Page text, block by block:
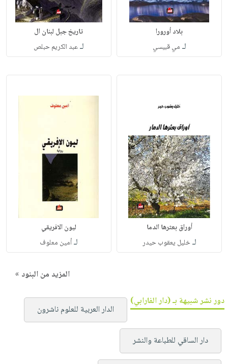
بلاد أورورا
لـ مي قبيسي
تاريخ جبل لبنان ال
لـعبد الكريم حبلص
أوراق بعثرها الدما
لـخليل يعقوب حيدر
ليون الافريقي
لـأمين معلوف
المزيد من البنود »
دور نشر شبيهة بـ (دار الفارابي)
الدار العربية للعلوم ناشرون
دار الساقي للطباعة والنشر